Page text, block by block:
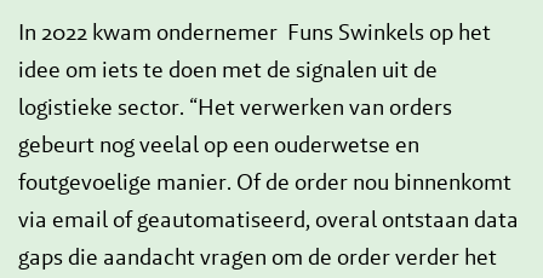
In 2022 kwam ondernemer Funs Swinkels op het
idee om iets te doen met de signalen uit de
logistieke sector. “Het verwerken van orders
gebeurt nog veelal op een ouderwetse en
foutgevoelige manier. Of de order nou binnenkomt
via email of geautomatiseerd, overal ontstaan data
gaps die aandacht vragen om de order verder het